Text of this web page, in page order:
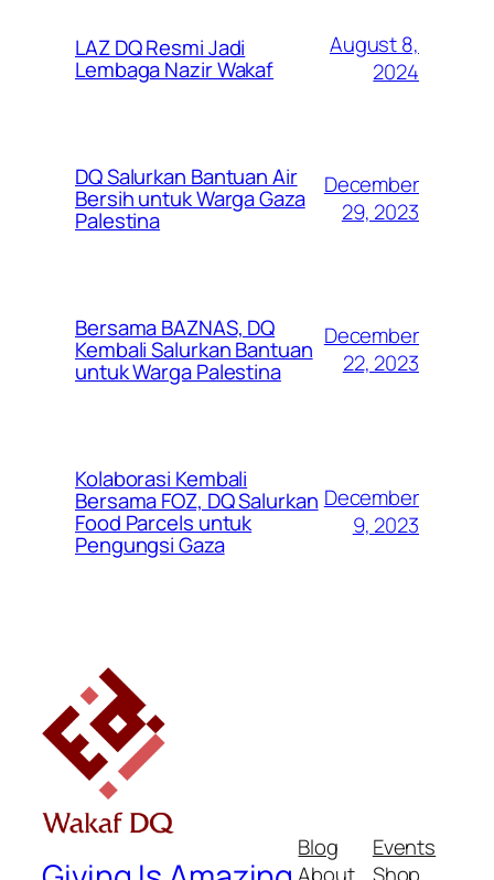
LAZ DQ Resmi Jadi
Lembaga Nazir Wakaf
August 8,
2024
DQ Salurkan Bantuan Air
Bersih untuk Warga Gaza
Palestina
December
29, 2023
Bersama BAZNAS, DQ
Kembali Salurkan Bantuan
untuk Warga Palestina
December
22, 2023
Kolaborasi Kembali
Bersama FOZ, DQ Salurkan
Food Parcels untuk
Pengungsi Gaza
December
9, 2023
Blog
About
Events
Shop